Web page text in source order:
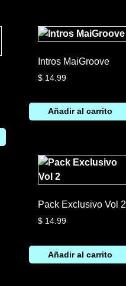
Intros MaiGroove
$14.99
Añadir al carrito
Pack Exclusivo Vol 2
$14.99
Añadir al carrito